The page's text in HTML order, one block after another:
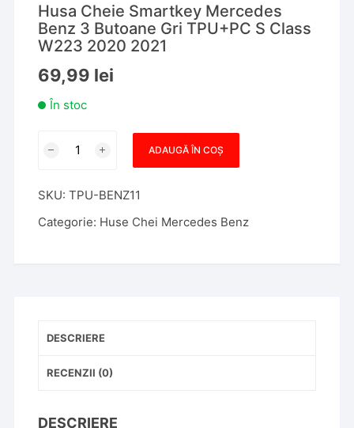
Husa Cheie Smartkey Mercedes
Benz 3 Butoane Gri TPU+PC S Class
W223 2020 2021
69,99 lei
În stoc
Smartkey
Mercedes
Benz
W223
ADAUGĂ ÎN COȘ
SKU:TPU-BENZ11
Categorie: Huse Chei Mercedes Benz
DESCRIERE
RECENZII (0)
DESCRIERE